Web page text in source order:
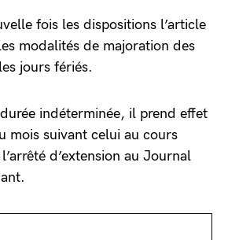
fois les dispositions l’article
modalités de majoration des
jours fériés.
indéterminée, il prend effet
mois suivant celui au cours
d’extension au Journal